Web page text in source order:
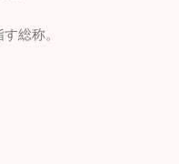
総称。